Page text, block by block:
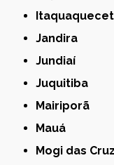
Jandira
Jundiaí
Juquitiba
Mairiporã
Mauá
Mogi das